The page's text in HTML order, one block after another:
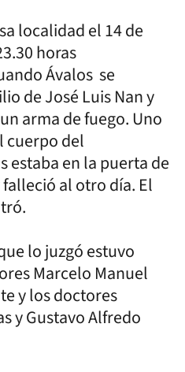
localidad el 14 de
horas
Ávalos se
de José Luis Nan y
arma de fuego. Uno
cuerpo del
estaba en la puerta de
al otro día. El
lo juzgó estuvo
Marcelo Manuel
y los doctores
y Gustavo Alfredo